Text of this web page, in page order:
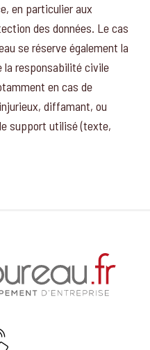
en particulier aux
des données. Le cas
se réserve également la
responsabilité civile
en cas de
diffamant, ou
support utilisé (texte,